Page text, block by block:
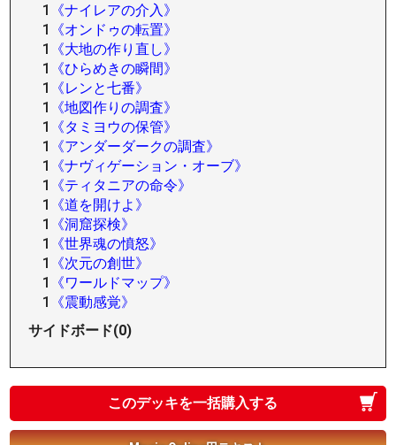
1
《ナイレアの介入》
1
《オンドゥの転置》
1
《大地の作り直し》
1
《ひらめきの瞬間》
1
《レンと七番》
1
《地図作りの調査》
1
《タミヨウの保管》
1
《アンダーダークの調査》
1
《ナヴィゲーション・オーブ》
1
《ティタニアの命令》
1
《道を開けよ》
1
《洞窟探検》
1
《世界魂の憤怒》
1
《次元の創世》
1
《ワールドマップ》
1
《震動感覚》
サイドボード(0)
このデッキを一括購入する